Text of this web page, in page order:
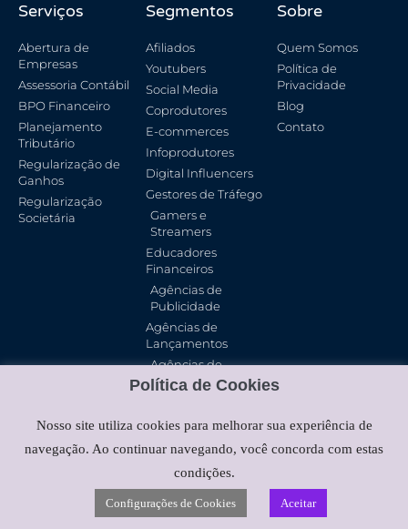
Serviços
Abertura de
Empresas
Assessoria Contábil
BPO Financeiro
Planejamento
Tributário
Regularização de
Ganhos
Regularização
Societária
Segmentos
Afiliados
Youtubers
Social Media
Coprodutores
E-commerces
Infoprodutores
Digital Influencers
Gestores de Tráfego
Gamers e
Streamers
Educadores
Financeiros
Agências de
Publicidade
Agências de
Lançamentos
Agências de
Marketing Digital
Sobre
Quem Somos
Política de
Privacidade
Blog
Contato
Política De Privacidade
Deus Seja Louvado!
Política de Cookies
Nosso site utiliza cookies para melhorar sua experiência de
navegação. Ao continuar navegando, você concorda com estas
condições.
Configurações de Cookies Aceitar